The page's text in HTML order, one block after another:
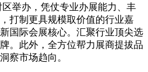
举办，凭仗专业办展能力、丰
打制更具规模取价值的行业嘉
国际会展核心。汇聚行业顶尖选
。此外，全方位帮力展商提拔品
察市场趋向。